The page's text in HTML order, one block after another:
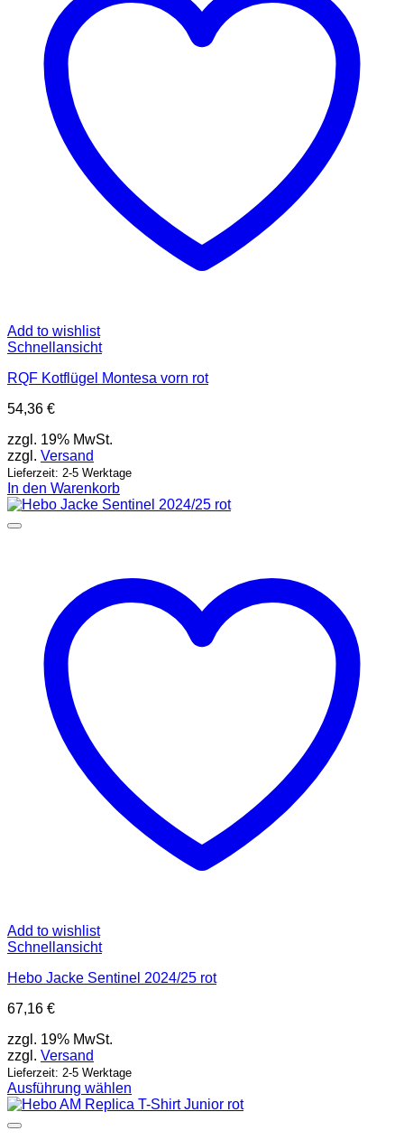
Add to wishlist
Schnellansicht
RQF Kotflügel Montesa vorn rot
54,36 €
zzgl. 19% MwSt.
zzgl. Versand
Lieferzeit: 2-5 Werktage
In den Warenkorb
Add to wishlist
Schnellansicht
Hebo Jacke Sentinel 2024/25 rot
67,16 €
zzgl. 19% MwSt.
zzgl. Versand
Lieferzeit: 2-5 Werktage
Ausführung wählen
Dieses
Produkt